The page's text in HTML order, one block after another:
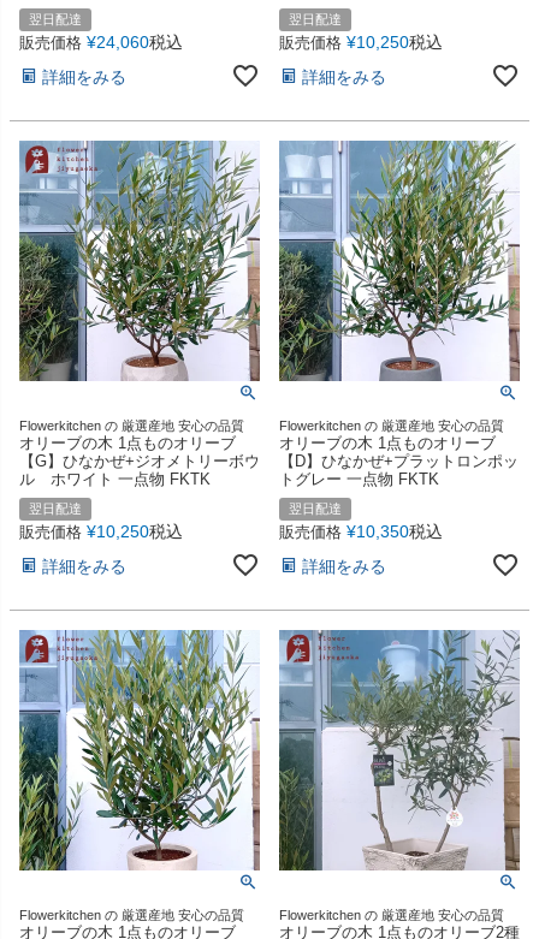
翌日配達
販売価格 ¥24,060税込
詳細をみる
翌日配達
販売価格 ¥10,250税込
詳細をみる
Flowerkitchen の 厳選産地 安心の品質
オリーブの木 1点ものオリーブ
【G】ひなかぜ+ジオメトリーボウ
ル ホワイト 一点物 FKTK
翌日配達
販売価格 ¥10,250税込
詳細をみる
Flowerkitchen の 厳選産地 安心の品質
オリーブの木 1点ものオリーブ
【D】ひなかぜ+プラットロンポッ
トグレー 一点物 FKTK
翌日配達
販売価格 ¥10,350税込
詳細をみる
Flowerkitchen の 厳選産地 安心の品質
オリーブの木 1点ものオリーブ
Flowerkitchen の 厳選産地 安心の品質
オリーブの木 1点ものオリーブ2種